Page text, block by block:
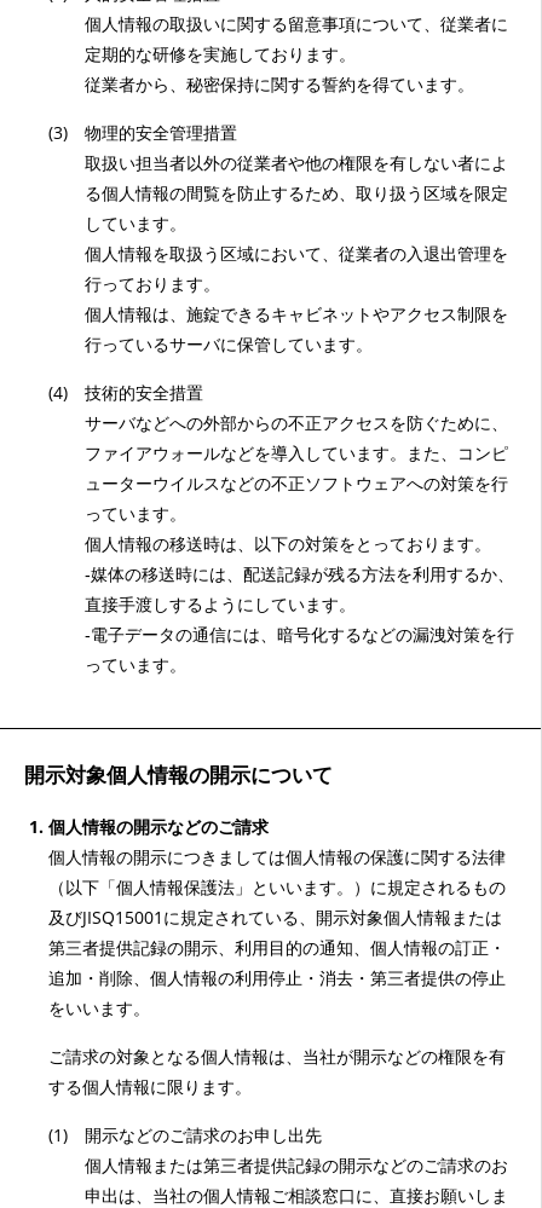
個人情報の取扱いに関する留意事項について、従業者に
定期的な研修を実施しております。
従業者から、秘密保持に関する誓約を得ています。
(3)
物理的安全管理措置
取扱い担当者以外の従業者や他の権限を有しない者によ
る個人情報の間覧を防止するため、取り扱う区域を限定
しています。
個人情報を取扱う区域において、従業者の入退出管理を
行っております。
個人情報は、施錠できるキャビネットやアクセス制限を
行っているサーバに保管しています。
(4)
技術的安全措置
サーバなどへの外部からの不正アクセスを防ぐために、
ファイアウォールなどを導入しています。また、コンピ
ューターウイルスなどの不正ソフトウェアへの対策を行
っています。
個人情報の移送時は、以下の対策をとっております。
‐媒体の移送時には、配送記録が残る方法を利用するか、
直接手渡しするようにしています。
‐電子データの通信には、暗号化するなどの漏洩対策を行
っています。
開示対象個人情報の開示について
個人情報の開示などのご請求
個人情報の開示につきましては個人情報の保護に関する法律
（以下「個人情報保護法」といいます。）に規定されるもの
及びJISQ15001に規定されている、開示対象個人情報または
第三者提供記録の開示、利用目的の通知、個人情報の訂正・
追加・削除、個人情報の利用停止・消去・第三者提供の停止
をいいます。
ご請求の対象となる個人情報は、当社が開示などの権限を有
する個人情報に限ります。
(1)
開示などのご請求のお申し出先
個人情報または第三者提供記録の開示などのご請求のお
申出は、当社の個人情報ご相談窓口に、直接お願いしま